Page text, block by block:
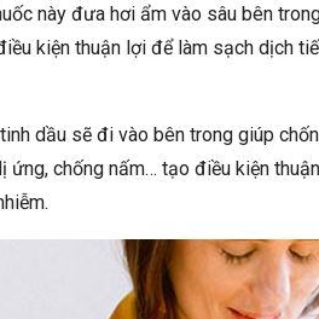
này đưa hơi ẩm vào sâu bên
kiện thuận lợi để làm sạch dịch
dầu sẽ đi vào bên trong giúp
ứng, chống nấm… tạo điều kiện